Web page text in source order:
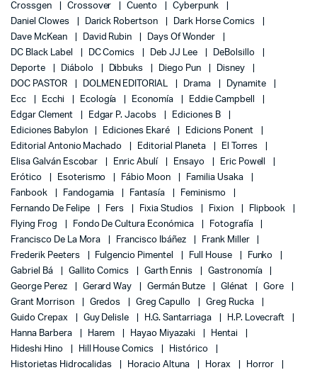
Crossgen
Crossover Cuento
Cyberpunk
Daniel Clowes
Darick Robertson
Dark Horse Comics
Dave McKean
David Rubin
Days Of Wonder
DC Black Label
DC Comics Deb JJ Lee
DeBolsillo
Deporte
Diábolo Dibbuks Diego Pun
Disney
DOC PASTOR
DOLMEN EDITORIAL Drama
Dynamite
Ecc
Ecchi Ecología Economía
Eddie Campbell
Edgar Clement
Edgar P. Jacobs
Ediciones B
Ediciones Babylon
Ediciones Ekaré
Edicions Ponent
Editorial Antonio Machado
Editorial Planeta
El Torres
Elisa Galván Escobar
Enric Abulí Ensayo
Eric Powell
Erótico
Esoterismo Fábio Moon
Familia Usaka
Fanbook
Fandogamia Fantasía
Feminismo
Fernando De Felipe
Fers Fixia Studios Fixion
Flipbook
Flying Frog
Fondo De Cultura Económica
Fotografía
Francisco De La Mora
Francisco Ibáñez
Frank Miller
Frederik Peeters
Fulgencio Pimentel Full House
Funko
Gabriel Bá
Gallito Comics Garth Ennis
Gastronomía
George Perez
Gerard Way Germán Butze Glénat
Gore
Grant Morrison
Gredos Greg Capullo
Greg Rucka
Guido Crepax
Guy Delisle H.G. Santarriaga
H.P. Lovecraft
Hanna Barbera
Harem Hayao Miyazaki
Hentai
Hideshi Hino
Hill House Comics
Histórico
Historietas Hidrocalidas
Horacio Altuna Horax
Horror